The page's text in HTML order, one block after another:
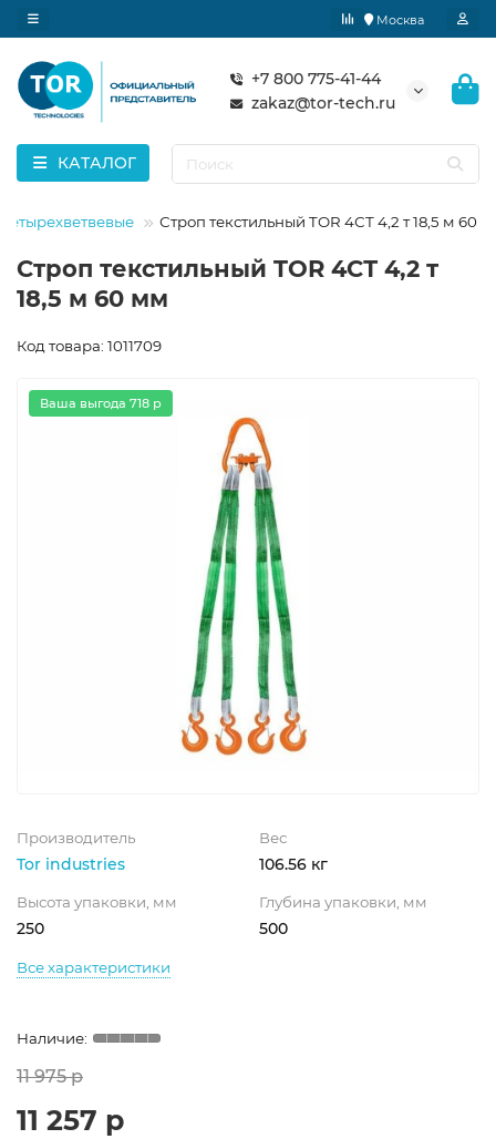
Москва
+7 800 775-41-44
zakaz@tor-tech.ru
КАТАЛОГ
Строп текстильный TOR 4СТ 4,2 т 18,5 м 60
Строп текстильный TOR 4СТ 4,2 т
18,5 м 60 мм
Код товара: 1011709
Ваша выгода 718 р
Производитель
Tor industries
Вес
106.56 кг
Высота упаковки, мм
250
Глубина упаковки, мм
500
Все характеристики
11 975 р
11 257 р